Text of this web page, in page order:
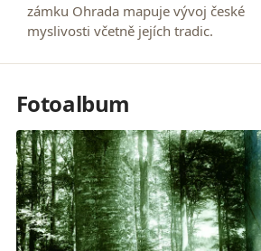
zámku Ohrada mapuje vývoj české
myslivosti včetně jejích tradic.
Fotoalbum